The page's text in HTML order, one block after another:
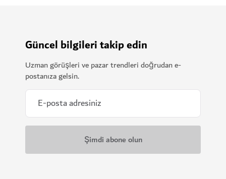
Güncel bilgileri takip edin
Uzman görüşleri ve pazar trendleri doğrudan e-
postanıza gelsin.